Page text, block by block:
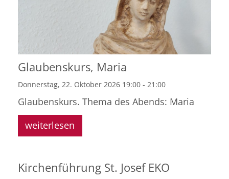
Glaubenskurs, Maria
Donnerstag, 22. Oktober 2026 19:00 - 21:00
Glaubenskurs. Thema des Abends: Maria
weiterlesen
Kirchenführung St. Josef EKO